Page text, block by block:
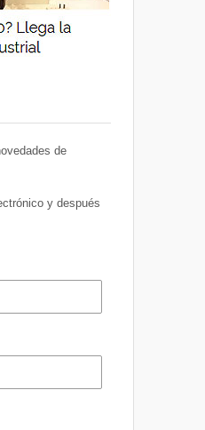
de
y después